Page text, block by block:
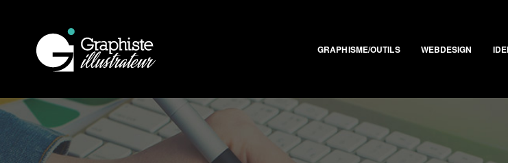
GRAPHISME/OUTILS WEBDESIGN